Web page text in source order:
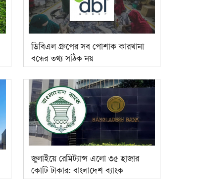
ডিবিএল গ্রুপের সব পোশাক কারখানা
বন্ধের তথ্য সঠিক নয়
জুলাইয়ে রেমিট্যান্স এলো ৩৫ হাজার
কোটি টাকার: বাংলাদেশ ব্যাংক